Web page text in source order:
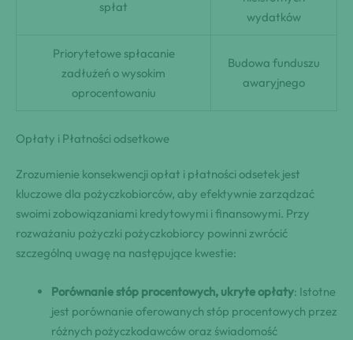
spłat
wydatków
Priorytetowe spłacanie
zadłużeń o wysokim
oprocentowaniu
Budowa funduszu
awaryjnego
Opłaty i Płatności odsetkowe
Zrozumienie konsekwencji opłat i płatności odsetek jest
kluczowe dla pożyczkobiorców, aby efektywnie zarządzać
swoimi zobowiązaniami kredytowymi i finansowymi. Przy
rozważaniu pożyczki pożyczkobiorcy powinni zwrócić
szczególną uwagę na następujące kwestie:
Porównanie stóp procentowych, ukryte opłaty: Istotne
jest porównanie oferowanych stóp procentowych przez
różnych pożyczkodawców oraz świadomość